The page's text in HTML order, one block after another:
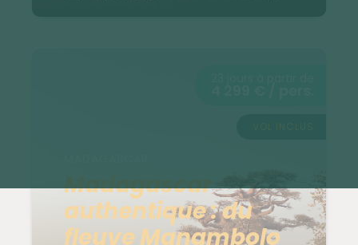
Madagascar
authentique : du
fleuve Manambolo